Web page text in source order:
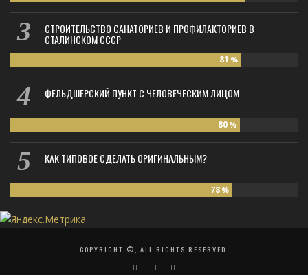
СТРОИТЕЛЬСТВО САНАТОРИЕВ И ПРОФИЛАКТОРИЕВ В
СТАЛИНСКОМ СССР
81 %
ФЕЛЬДШЕРСКИЙ ПУНКТ С ЧЕЛОВЕЧЕСКИМ ЛИЦОМ
80 %
КАК ТИПОВОЕ СДЕЛАТЬ ОРИГИНАЛЬНЫМ?
78 %
COPYRIGHT ©, ALL RIGHTS RESERVED.